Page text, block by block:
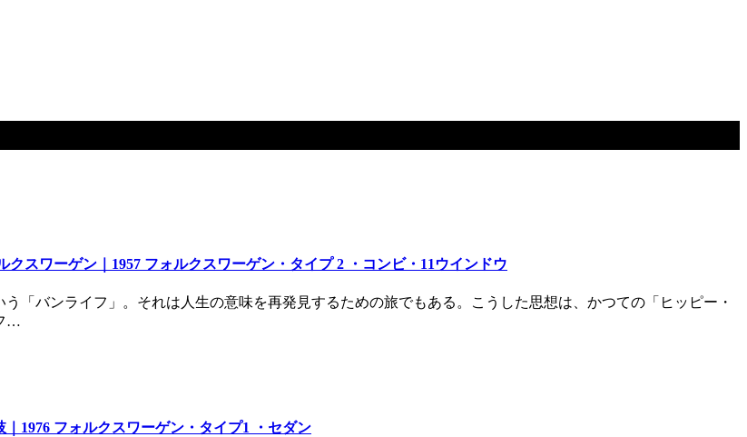
スワーゲン｜1957 フォルクスワーゲン・タイプ 2 ・コンビ・11ウインドウ
「バンライフ」。それは人生の意味を再発見するための旅でもある。こうした思想は、かつての「ヒッピー・
…
1976 フォルクスワーゲン・タイプ1 ・セダン